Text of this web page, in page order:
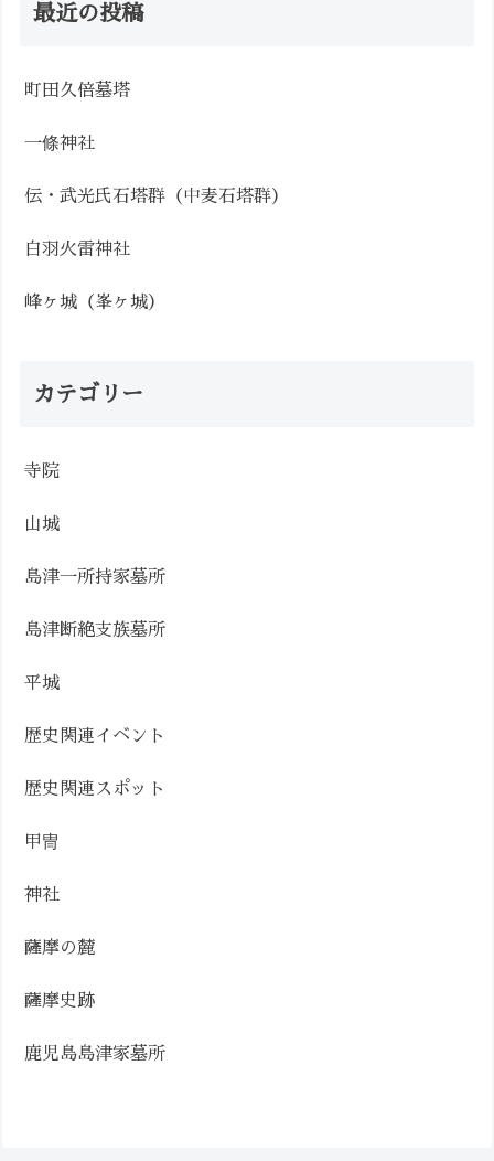
最近の投稿
町田久倍墓塔
一條神社
伝・武光氏石塔群（中麦石塔群）
白羽火雷神社
峰ヶ城（峯ヶ城）
カテゴリー
寺院
山城
島津一所持家墓所
島津断絶支族墓所
平城
歴史関連イベント
歴史関連スポット
甲冑
神社
薩摩の麓
薩摩史跡
鹿児島島津家墓所